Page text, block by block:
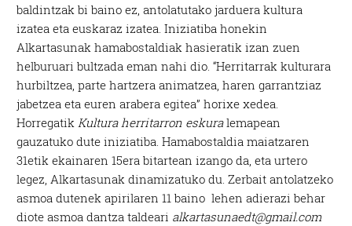
baldintzak bi baino ez, antolatutako jarduera kultura
izatea eta euskaraz izatea. Iniziatiba honekin
Alkartasunak hamabostaldiak hasieratik izan zuen
helburuari bultzada eman nahi dio. “Herritarrak kulturara
hurbiltzea, parte hartzera animatzea, haren garrantziaz
jabetzea eta euren arabera egitea” horixe xedea.
Horregatik Kultura herritarron eskuralemapean
gauzatuko dute iniziatiba. Hamabostaldia maiatzaren
31etik ekainaren 15era bitartean izango da, eta urtero
legez, Alkartasunak dinamizatuko du. Zerbait antolatzeko
asmoa dutenek apirilaren 11 baino lehen adierazi behar
diote asmoa dantza taldeari alkartasunaedt@gmail.com